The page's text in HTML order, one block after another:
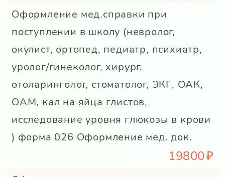
Оформление мед.справки при
поступлении в школу (невролог,
окулист, ортопед, педиатр, психиатр,
уролог/гинеколог, хирург,
отоларинголог, стоматолог, ЭКГ, ОАК,
ОАМ, кал на яйца глистов,
исследование уровня глюкозы в крови
) форма 026 Оформление мед. док.
19800